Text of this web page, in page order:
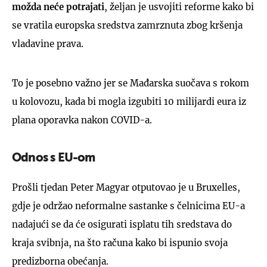
možda neće potrajati, željan je usvojiti reforme kako bi
se vratila europska sredstva zamrznuta zbog kršenja
vladavine prava.
To je posebno važno jer se Mađarska suočava s rokom
u kolovozu, kada bi mogla izgubiti 10 milijardi eura iz
plana oporavka nakon COVID-a.
Odnos s EU-om
Prošli tjedan Peter Magyar otputovao je u Bruxelles,
gdje je održao neformalne sastanke s čelnicima EU-a
nadajući se da će osigurati isplatu tih sredstava do
kraja svibnja, na što računa kako bi ispunio svoja
predizborna obećanja.